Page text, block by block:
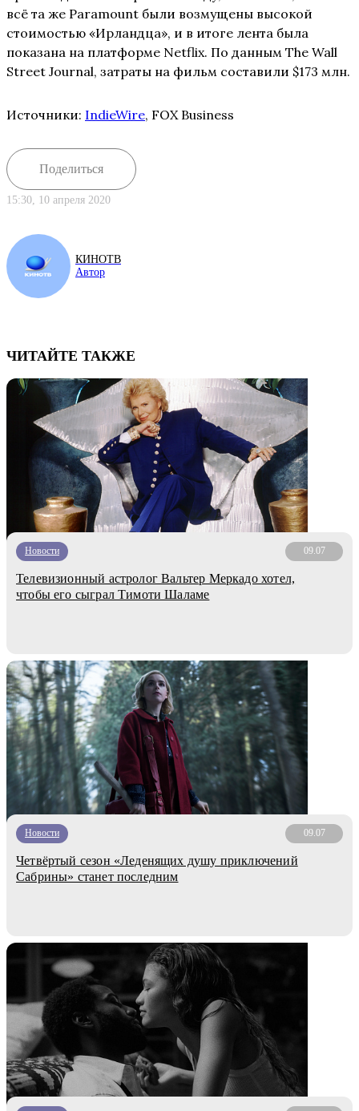
всё та же Paramount были возмущены высокой
стоимостью «Ирландца», и в итоге лента была
показана на платформе Netflix. По данным The Wall
Street Journal, затраты на фильм составили $173 млн.
Источники: IndieWire, FOX Business
Поделиться
15:30, 10 апреля 2020
КИНОТВ
Автор
ЧИТАЙТЕ ТАКЖЕ
Новости 09.07
Телевизионный астролог Вальтер Меркадо хотел,
чтобы его сыграл Тимоти Шаламе
Новости 09.07
Четвёртый сезон «Леденящих душу приключений
Сабрины» станет последним